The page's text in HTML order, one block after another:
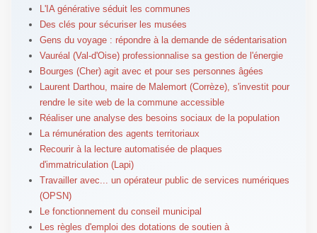
L'IA générative séduit les communes
Des clés pour sécuriser les musées
Gens du voyage : répondre à la demande de sédentarisation
Vauréal (Val-d'Oise) professionnalise sa gestion de l'énergie
Bourges (Cher) agit avec et pour ses personnes âgées
Laurent Darthou, maire de Malemort (Corrèze), s'investit pour
rendre le site web de la commune accessible
Réaliser une analyse des besoins sociaux de la population
La rémunération des agents territoriaux
Recourir à la lecture automatisée de plaques
d'immatriculation (Lapi)
Travailler avec... un opérateur public de services numériques
(OPSN)
Le fonctionnement du conseil municipal
Les règles d'emploi des dotations de soutien à